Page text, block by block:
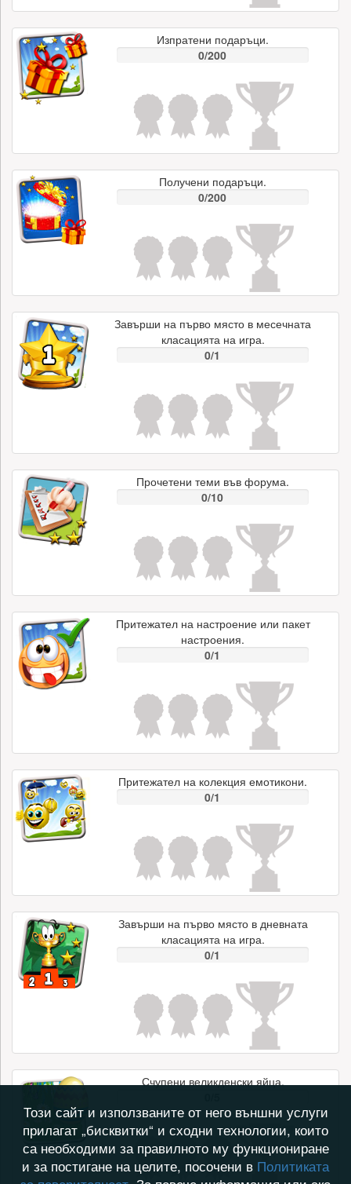
Изпратени подаръци.
0/200
Получени подаръци.
0/200
Завърши на първо място в месечната
класацията на игра.
0/1
Прочетени теми във форума.
0/10
Притежател на настроение или пакет
настроения.
0/1
Притежател на колекция емотикони.
0/1
Завърши на първо място в дневната
класацията на игра.
0/1
Счупени великденски яйца.
Този сайт и използваните от него външни услуги
прилагат „бисквитки“ и сходни технологии, които
са необходими за правилното му функциониране
и за постигане на целите, посочени в Политиката